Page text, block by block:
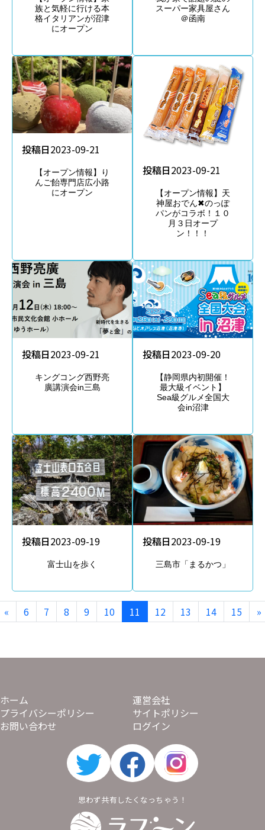
族と気軽に行ける本
格イタリアンが沼津
にオープン
スーパー家具屋さん
＠函南
投稿日2023-09-21
【オープン情報】り
んご飴専門店広小路
にオープン
投稿日2023-09-21
【オープン情報】天
神屋おでん✖のっぽ
パンがコラボ！１０
月３日オープ
ン！！！
投稿日2023-09-21
キングコング西野亮
廣講演会in三島
投稿日2023-09-20
【静岡県内初開催！
最大級イベント】
Sea級グルメ全国大
会in沼津
投稿日2023-09-19
富士山を歩く
投稿日2023-09-19
三島市「まるかつ」
« 6 7 8 9 10 11 12 13 14 15 »
ホーム
運営会社
プライバシーポリシー
サイトポリシー
お問い合わせ
ログイン
思わず共有したくなっちゃう！